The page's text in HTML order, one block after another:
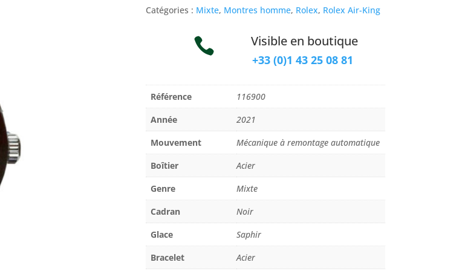
Catégories : Mixte, Montres homme, Rolex, Rolex Air-King
 Visible en boutique
+33 (0)1 43 25 08 81
Référence
116900
Année
2021
Mouvement
Mécanique à remontage automatique
Boîtier
Acier
Genre
Mixte
Cadran
Noir
Glace
Saphir
Bracelet
Acier